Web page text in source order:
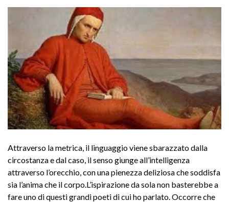
Attraverso la metrica, il linguaggio viene sbarazzato dalla
circostanza e dal caso, il senso giunge all’intelligenza
attraverso l’orecchio, con una pienezza deliziosa che soddisfa
sia l’anima che il corpo.L’ispirazione da sola non basterebbe a
fare uno di questi grandi poeti di cui ho parlato. Occorre che